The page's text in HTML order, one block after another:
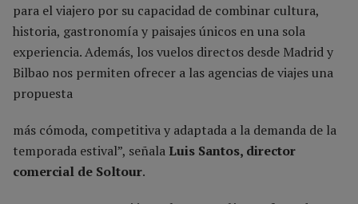
para el viajero por su capacidad de combinar cultura,
historia, gastronomía y paisajes únicos en una sola
experiencia. Además, los vuelos directos desde Madrid y
Bilbao nos permiten ofrecer a las agencias de viajes una
propuesta
más cómoda, competitiva y adaptada a la demanda de la
temporada estival”, señala Luis Santos, director
comercial de Soltour.